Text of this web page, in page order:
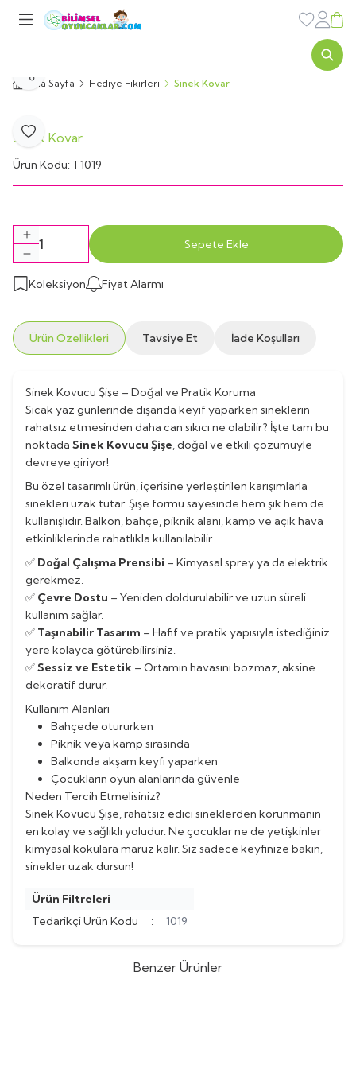
Favorilerim
Ana Sayfa Hediye Fikirleri Sinek Kovar
Favoriye Ekle
Paylaş
Sinek Kovar
Ürün Kodu: T1019
Sepete Ekle
Koleksiyon Fiyat Alarmı
Ürün Özellikleri Tavsiye Et İade Koşulları
Sinek Kovucu Şişe – Doğal ve Pratik Koruma
Sıcak yaz günlerinde dışarıda keyif yaparken sineklerin
rahatsız etmesinden daha can sıkıcı ne olabilir? İşte tam bu
noktada Sinek Kovucu Şişe, doğal ve etkili çözümüyle
devreye giriyor!
Bu özel tasarımlı ürün, içerisine yerleştirilen karışımlarla
sinekleri uzak tutar. Şişe formu sayesinde hem şık hem de
kullanışlıdır. Balkon, bahçe, piknik alanı, kamp ve açık hava
etkinliklerinde rahatlıkla kullanılabilir.
✅ Doğal Çalışma Prensibi – Kimyasal sprey ya da elektrik
gerekmez.
✅ Çevre Dostu – Yeniden doldurulabilir ve uzun süreli
kullanım sağlar.
✅ Taşınabilir Tasarım – Hafif ve pratik yapısıyla istediğiniz
yere kolayca götürebilirsiniz.
✅Sessiz ve Estetik – Ortamın havasını bozmaz, aksine
dekoratif durur.
Kullanım Alanları
Bahçede otururken
Piknik veya kamp sırasında
Balkonda akşam keyfi yaparken
Çocukların oyun alanlarında güvenle
Neden Tercih Etmelisiniz?
Sinek Kovucu Şişe, rahatsız edici sineklerden korunmanın
en kolay ve sağlıklı yoludur. Ne çocuklar ne de yetişkinler
kimyasal kokulara maruz kalır. Siz sadece keyfinize bakın,
sinekler uzak dursun!
Ürün Filtreleri
Tedarikçi Ürün Kodu
: 1019
Benzer Ürünler